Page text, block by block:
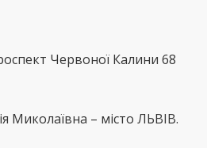
Червоної Калини 68
Миколаївна – місто ЛЬВІВ.